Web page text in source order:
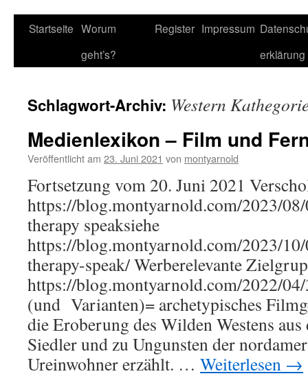
Startseite Worum
geht’s?
Register Impressum
erklärung
Schlagwort-Archiv: Western
Medienlexikon – Film und
Veröffentlicht am 23. Juni 2021 von montyarnold
Fortsetzung vom 20. Juni 2021
https://blog.montyarnold.com/2023/
therapy speaksiehe
https://blog.montyarnold.com/2023/
therapy-speak/ Werberelevante
https://blog.montyarnold.com/2022/
(und Varianten)= archetypisches
die Eroberung des Wilden Westens
Siedler und zu Ungunsten der
Ureinwohner erzählt. … Weiterlesen →